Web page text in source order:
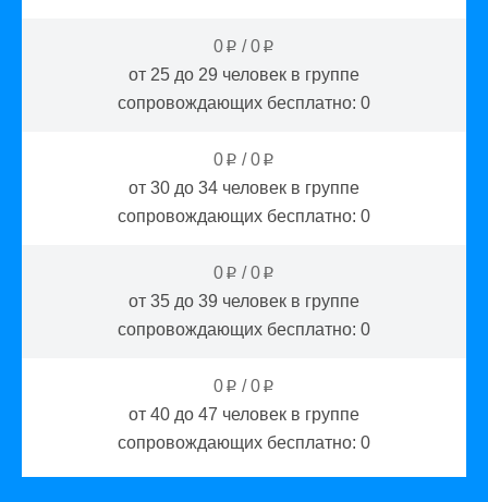
0 p /0 p
от 25 до 29 человек в группе
сопровождающих бесплатно: 0
0 p /0 p
от 30 до 34 человек в группе
сопровождающих бесплатно: 0
0 p /0 p
от 35 до 39 человек в группе
сопровождающих бесплатно: 0
0 p /0 p
от 40 до 47 человек в группе
сопровождающих бесплатно: 0